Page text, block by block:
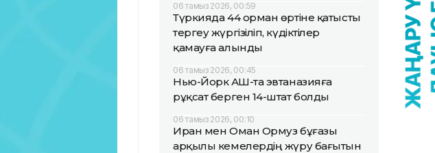
06 тамыз 2026, 00:59
Түркияда 44 орман өртіне қатысты
тергеу жүргізіліп, күдіктілер
қамауға алынды
06 тамыз 2026, 00:45
Нью-Йорк АҚШ-та эвтаназияға
рұқсат берген 14-штат болды
06 тамыз 2026, 00:10
Иран мен Оман Ормуз бұғазы
арқылы кемелердің жүру бағытын